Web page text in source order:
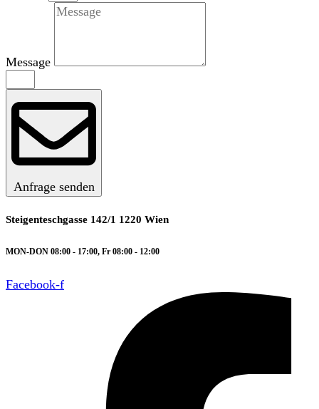
Message
Anfrage senden
Steigenteschgasse 142/1 1220 Wien
MON-DON 08:00 - 17:00, Fr 08:00 - 12:00
Facebook-f